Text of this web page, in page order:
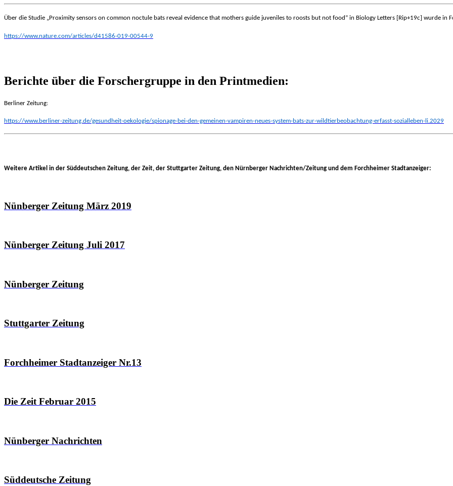
Über die Studie „Proximity sensors on common noctule bats reveal evidence that mothers guide juveniles to roosts but not food” in Biology Letters [Rip+19c] wurde in
https://www.nature.com/articles/d41586-019-00544-9
Berichte über die Forschergruppe in den Printmedien:
Berliner Zeitung:
https://www.berliner-zeitung.de/gesundheit-oekologie/spionage-bei-den-gemeinen-vampiren-neues-system-bats-zur-wildtierbeobachtung-erfasst-sozialleben-li.2029
Weitere Artikel in der Süddeutschen Zeitung, der Zeit, der Stuttgarter Zeitung, den Nürnberger Nachrichten/Zeitung und dem Forchheimer Stadtanzeiger:
Nünberger Zeitung März 2019
Nünberger Zeitung Juli 2017
Nünberger Zeitung
Stuttgarter Zeitung
Forchheimer Stadtanzeiger Nr.13
Die Zeit Februar 2015
Nünberger Nachrichten
Süddeutsche Zeitung